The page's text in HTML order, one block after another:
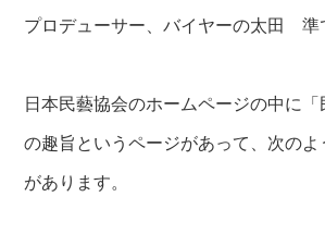
プロデューサー、バイヤーの太田 準
日本民藝協会のホームページの中に「
の趣旨というページがあって、次のよ
があります。